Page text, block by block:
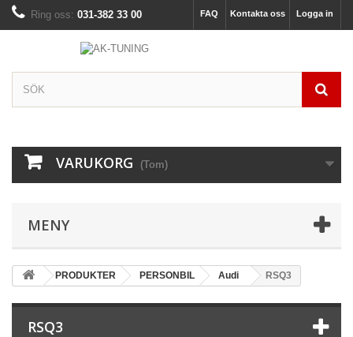
Logga in
Kontakta oss
FAQ
Ring oss: 031-382 33 00
VARUKORG (Tom)
MENY
PRODUKTER PERSONBIL Audi RSQ3
RSQ3